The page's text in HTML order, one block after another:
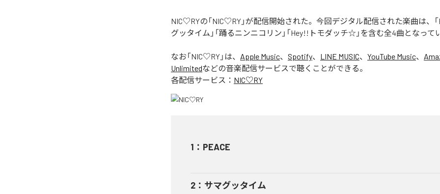
NIC♡RYの「NIC♡RY」が配信開始された。今回デジタル配信された楽曲は、「
グッタイム」「踊るニンニコリン」「Hey!!トモダッチ☆」を含む全4曲となって
なお「NIC♡RY 」は、 Apple Music、 Spotify、 LINE MUSIC、 YouTube Music、
Unlimitedなどの音楽配信サービスで聴くことができる。
各配信サービス： NIC♡RY
1 ： PEACE
2 ： サマグッタイム